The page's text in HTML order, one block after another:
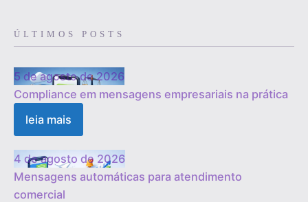
ÚLTIMOS POSTS
5 de agosto de 2026
Compliance em mensagens empresariais na prática
leia mais
4 de agosto de 2026
Mensagens automáticas para atendimento
comercial